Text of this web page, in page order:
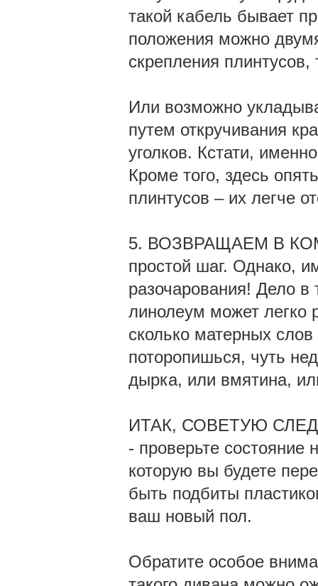
такой кабель бывает
положения можно
скрепления
Или возможно
путем откручивания
уголков. Кстати,
Кроме того, здесь
плинтусов – их легче
5. ВОЗВРАЩАЕМ В
простой шаг. Однако,
разочарования! Дело
линолеум может легко
сколько матерных
поторопишься, чуть
дырка, или вмятина,
ИТАК, СОВЕТУЮ
- проверьте состояние
которую вы будете
быть подбиты
ваш новый пол.
Обратите особое